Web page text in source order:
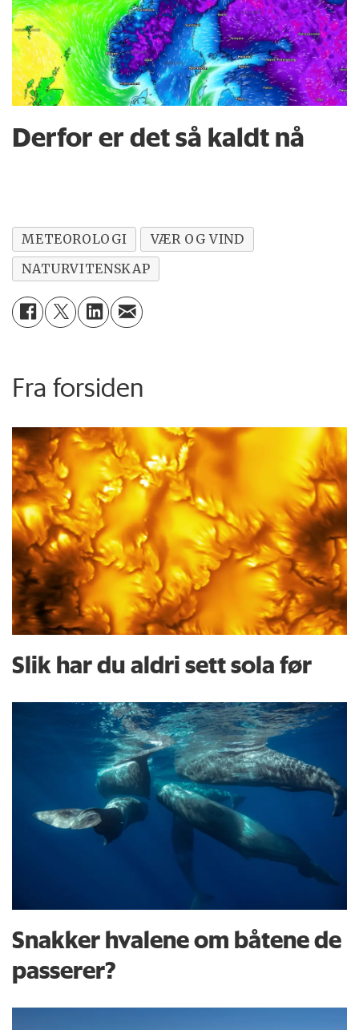
Derfor er det så kaldt nå
METEOROLOGI
VÆR OG VIND
NATURVITENSKAP
Fra forsiden
Slik har du aldri sett sola før
Snakker hvalene om båtene de
passerer?